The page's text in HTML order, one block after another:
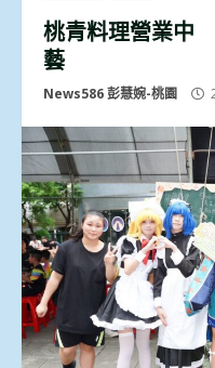
桃青料理營業中
藝
News586 彭慧婉-桃園